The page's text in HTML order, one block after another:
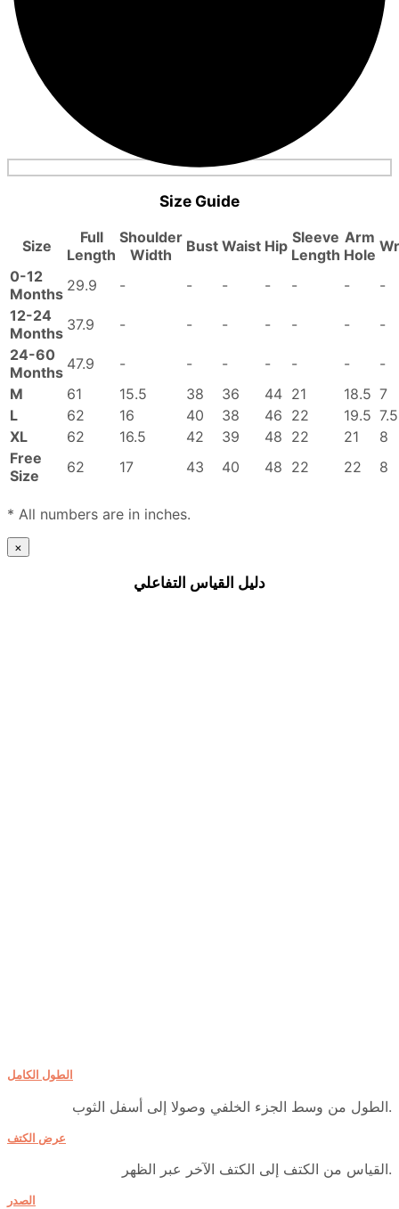
Size Guide
Size
Full
Length
Shoulder
Width
Bust Waist Hip Sleeve
Length
Arm
Hole
0-12
Months 29.9 - - - - - -
-
12-24
Months 37.9 - - - - - -
-
24-60
Months 47.9 - - - - - -
-
M
61 15.5 38 36 44 21 18.5 7
L
62 16 40 38 46 22 19.5 7.5
XL
62 16.5 42 39 48 22 21
8
Free
Size
62 17 43 40 48 22 22 8
* All numbers are in inches.
×
دليل القياس التفاعلي
الطول الكامل
الطول من وسط الجزء الخلفي وصولا إلى أسفل الثوب.
عرض الكتف
القياس من الكتف إلى الكتف الآخر عبر الظهر.
الصدر